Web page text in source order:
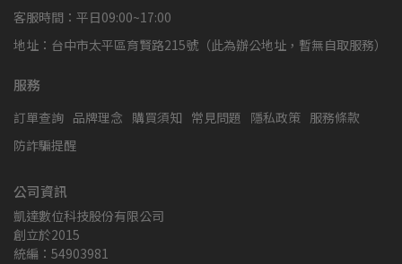
客服時間：平日09:00~17:00
地址：台中市太平區育賢路215號（此為辦公地址，暫無自取服務）
服務
訂單查詢 品牌理念 購買須知 常見問題 隱私政策 服務條款
防詐騙提醒
公司資訊
凱達數位科技股份有限公司
創立於2015
統編：54903981